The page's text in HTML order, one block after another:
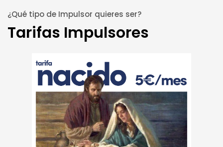
¿Qué tipo de Impulsor quieres ser?
Tarifas Impulsores